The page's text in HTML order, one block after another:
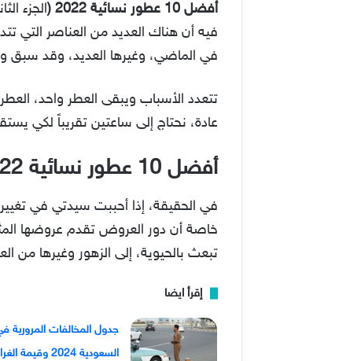
أفضل 10 عطور نسائية 2022 (الجزء
فيه أن هناك العديد من العناصر التي
في الماضي، وغيرها العديد، وقد سبق
تتعدد الأسباب ويبقى العطر واحد،
عادة، نحتاج إلى ساعتين تقريباً لكي
أفضل 10 عطور نسائية 2022
خاصة أن دور العروض تقدم عروضها
تبعث بالحيوية، إلى الزهور وغيرها من
إقرأ ايضا
جدول المخالفات المرورية
السعودية 2024 وقيمة الغرامات